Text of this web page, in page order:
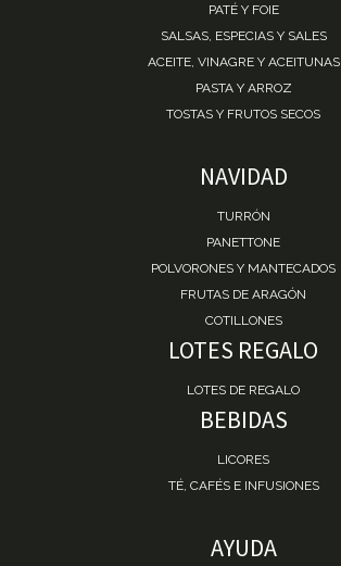
PATÉ Y FOIE
SALSAS, ESPECIAS Y SALES
ACEITE, VINAGRE Y ACEITUNAS
PASTA Y ARROZ
TOSTAS Y FRUTOS SECOS
NAVIDAD
TURRÓN
PANETTONE
POLVORONES Y MANTECADOS
FRUTAS DE ARAGÓN
COTILLONES
LOTES REGALO
LOTES DE REGALO
BEBIDAS
LICORES
TÉ, CAFÉS E INFUSIONES
AYUDA